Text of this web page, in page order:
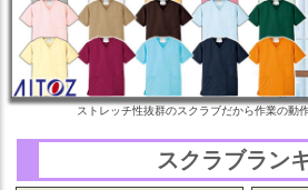
ストレッチ性抜群のスクラブだから作業の動
スクラブラン